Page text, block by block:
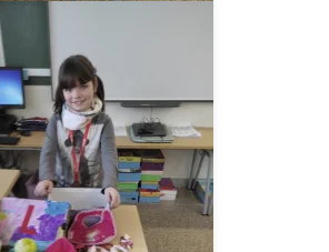
__AMPLIAR__